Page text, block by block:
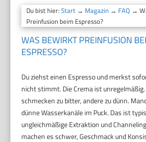
Du bist hier:Start → Magazin → FAQ →
Preinfusion beim Espresso?
WAS BEWIRKT PREINFUSION
ESPRESSO?
Du ziehst einen Espresso und merkst
nicht stimmt. Die Crema ist
schmecken zu bitter, andere zu dünn.
dünne Wasserkanäle im Puck. Das ist
ungleichmäßige Extraktion und
machen es schwer, Geschmack und